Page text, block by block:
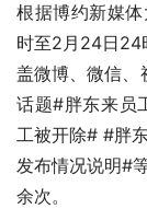
根据博约新媒
时至2月24日24
盖微博、微信、
话题#胖东来员
工被开除# #胖
发布情况说明#
余次。